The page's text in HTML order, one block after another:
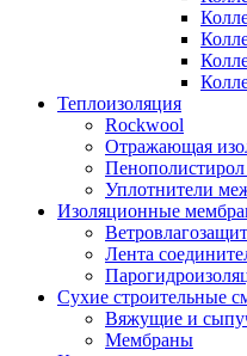
Теплоизоляция
Rockwool
Отражающая
Уплотнители
Изоляционные
Лента
Сухие строительные
Вяжущие и
Мембраны